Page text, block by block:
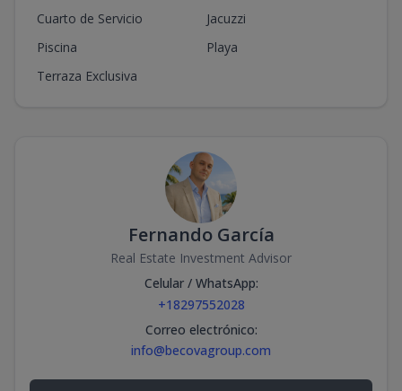
Cuarto de Servicio
Jacuzzi
Piscina
Playa
Terraza Exclusiva
Fernando García
Real Estate Investment Advisor
Celular / WhatsApp:
+18297552028
Correo electrónico:
info@becovagroup.com